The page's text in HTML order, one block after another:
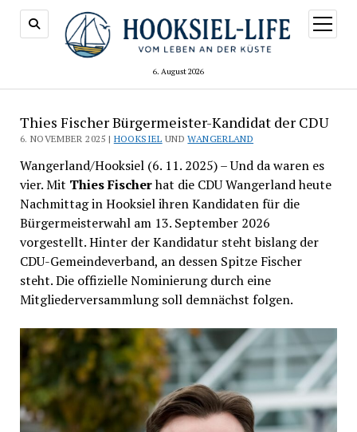
6. August 2026
Menü
öffnen
Thies Fischer Bürgermeister-Kandidat der CDU
6. NOVEMBER 2025 | HOOKSIEL UNDWANGERLAND
Wangerland/Hooksiel (6. 11. 2025) – Und da waren es
vier. Mit Thies Fischerhat die CDU Wangerland heute
Nachmittag in Hooksiel ihren Kandidaten für die
Bürgermeisterwahl am 13. September 2026
vorgestellt. Hinter der Kandidatur steht bislang der
CDU-Gemeindeverband, an dessen Spitze Fischer
steht. Die offizielle Nominierung durch eine
Mitgliederversammlung soll demnächst folgen.